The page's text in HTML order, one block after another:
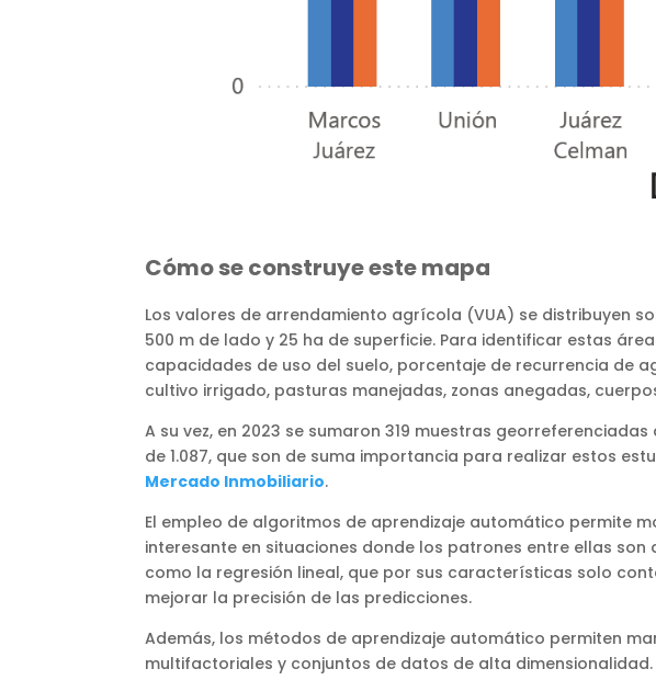
Cómo se construye este mapa
Los valores de arrendamiento agrícola (VUA) se distribuyen
500 m de lado y 25 ha de superficie. Para identificar estas
capacidades de uso del suelo, porcentaje de recurrencia de
cultivo irrigado, pasturas manejadas, zonas anegadas,
A su vez, en 2023 se sumaron 319 muestras
de 1.087, que son de suma importancia para realizar estos
Mercado Inmobiliario.
El empleo de algoritmos de aprendizaje automático permite
interesante en situaciones donde los patrones entre ellas
como la regresión lineal, que por sus características solo
mejorar la precisión de las predicciones.
Además, los métodos de aprendizaje automático permiten
multifactoriales y conjuntos de datos de alta